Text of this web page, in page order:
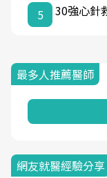
5 30強心針
最多人推薦醫師
網友就醫經驗分享